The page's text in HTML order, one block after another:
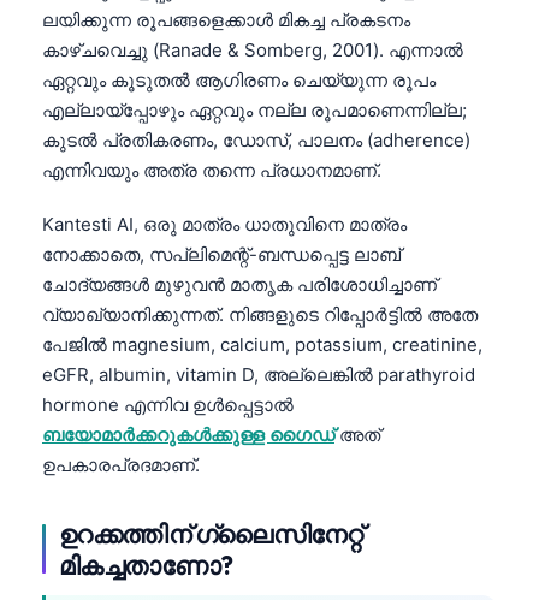
ലയിക്കുന്ന രൂപങ്ങളെക്കാൾ മികച്ച പ്രകടനം
കാഴ്ചവെച്ചു (Ranade & Somberg, 2001). എന്നാൽ
ഏറ്റവും കൂടുതൽ ആഗിരണം ചെയ്യുന്ന രൂപം
എല്ലായ്പ്പോഴും ഏറ്റവും നല്ല രൂപമാണെന്നില്ല;
കുടൽ പ്രതികരണം, ഡോസ്, പാലനം (adherence)
എന്നിവയും അത്ര തന്നെ പ്രധാനമാണ്.
Kantesti AI, ഒരു മാത്രം ധാതുവിനെ മാത്രം
നോക്കാതെ, സപ്ലിമെന്റ്-ബന്ധപ്പെട്ട ലാബ്
ചോദ്യങ്ങൾ മുഴുവൻ മാതൃക പരിശോധിച്ചാണ്
വ്യാഖ്യാനിക്കുന്നത്. നിങ്ങളുടെ റിപ്പോർട്ടിൽ അതേ
പേജിൽ magnesium, calcium, potassium, creatinine,
eGFR, albumin, vitamin D, അല്ലെങ്കിൽ parathyroid
hormone എന്നിവ ഉൾപ്പെട്ടാൽ
ബയോമാർക്കറുകൾക്കുള്ള ഗൈഡ്അത്
ഉപകാരപ്രദമാണ്.
ഉറക്കത്തിന് ഗ്ലൈസിനേറ്റ്
മികച്ചതാണോ?